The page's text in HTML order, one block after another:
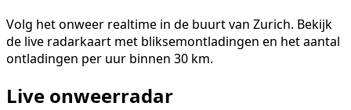
Volg het onweer realtime in de buurt van Zurich. Bekijk
de live radarkaart met bliksemontladingen en het aantal
ontladingen per uur binnen 30 km.
Live onweerradar